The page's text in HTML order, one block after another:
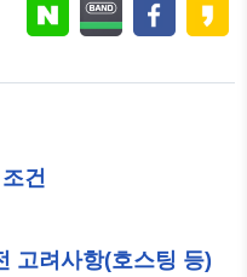
건
고려사항(호스팅 등)